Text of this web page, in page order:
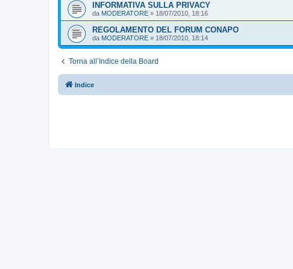
INFORMATIVA SULLA PRIVACY
da MODERATORE » 18/07/2010, 18:16
REGOLAMENTO DEL FORUM CONAPO
da MODERATORE » 18/07/2010, 18:14
Torna all’Indice della Board
Indice